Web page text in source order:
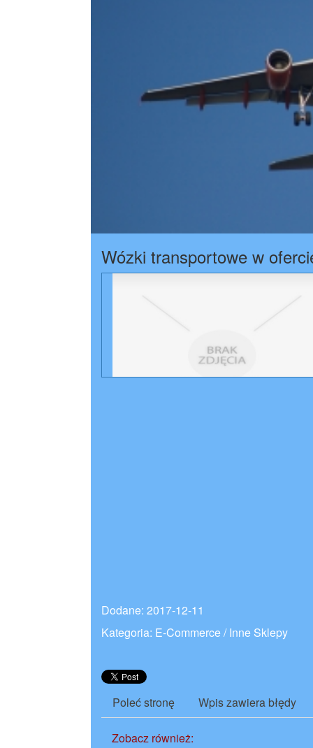
Wózki transportowe w
Dodane: 2017-12-11
Kategoria: E-Commerce / Inne Sklepy
Poleć stronę Wpis zawiera błędy
Zobacz również: